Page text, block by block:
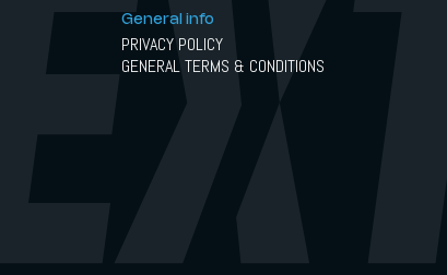
General info
PRIVACY POLICY
GENERAL TERMS & CONDITIONS